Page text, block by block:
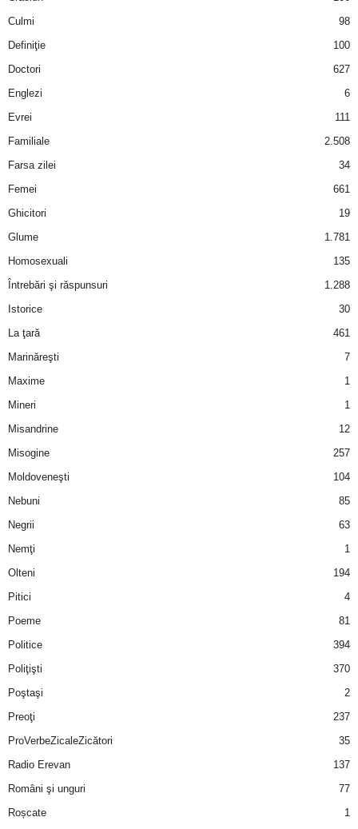
Culmi
98
Definiţie
100
Doctori
627
Englezi
6
Evrei
111
Familiale
2.508
Farsa zilei
34
Femei
661
Ghicitori
19
Glume
1.781
Homosexuali
135
Întrebări şi răspunsuri
1.288
Istorice
30
La ţară
461
Marinăreşti
7
Maxime
1
Mineri
1
Misandrine
12
Misogine
257
Moldoveneşti
104
Nebuni
85
Negrii
63
Nemţi
1
Olteni
194
Pitici
4
Poeme
81
Politice
394
Poliţişti
370
Poştaşi
2
Preoţi
237
ProVerbeZicaleZicători
35
Radio Erevan
137
Români şi unguri
77
Roșcate
1